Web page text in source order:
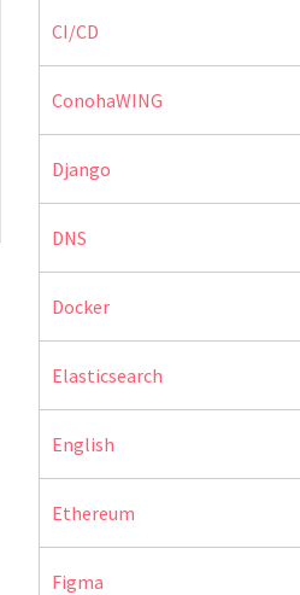
CI/CD
ConohaWING
Django
DNS
Docker
Elasticsearch
English
Ethereum
Figma